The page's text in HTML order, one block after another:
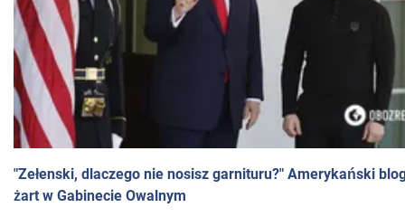
"Zełenski, dlaczego nie nosisz garnituru?" Amerykański
żart w Gabinecie Owalnym